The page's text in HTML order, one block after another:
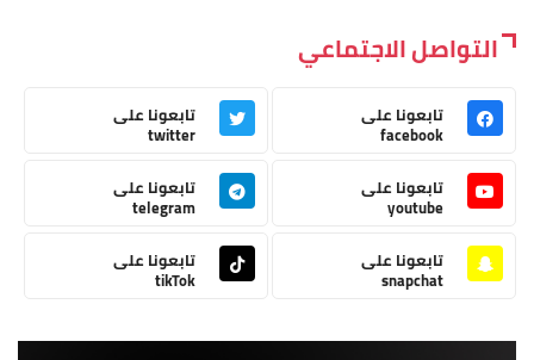
التواصل الاجتماعي
تابعونا على
facebook
تابعونا على
twitter
تابعونا على
youtube
تابعونا على
telegram
تابعونا على
snapchat
تابعونا على
tikTok